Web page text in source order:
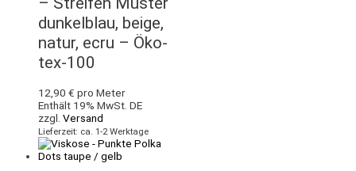
dunkelblau, beige,
natur, ecru – Öko-
tex-100
12,90 € pro Meter
Enthält 19% MwSt. DE
zzgl. Versand
Lieferzeit: ca. 1-2 Werktage